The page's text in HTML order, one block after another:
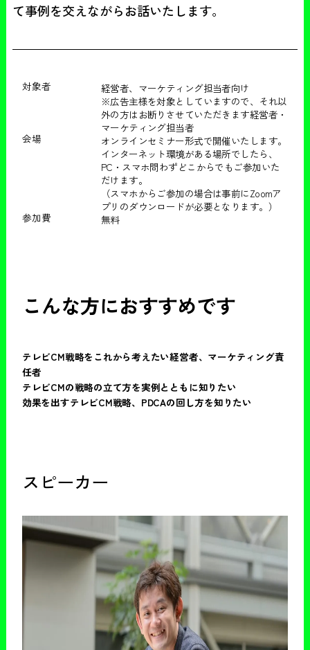
て事例を交えながらお話いたします。
対象者
経営者、マーケティング担当者向け
※広告主様を対象としていますので、それ以
外の方はお断りさせていただきます経営者・
マーケティング担当者
会場
オンラインセミナー形式で開催いたします。
インターネット環境がある場所でしたら、
PC・スマホ問わずどこからでもご参加いた
だけます。
（スマホからご参加の場合は事前にZoomア
プリのダウンロードが必要となります。）
参加費
無料
こんな方におすすめです
テレビCM戦略をこれから考えたい経営者、マーケティング責
任者
テレビCMの戦略の立て方を実例とともに知りたい
効果を出すテレビCM戦略、PDCAの回し方を知りたい
スピーカー